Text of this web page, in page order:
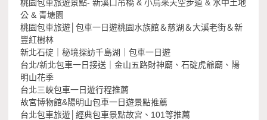
桃園包車旅遊景點- 新溪口吊橋 & 小烏來天空步道 & 水中土地
公 & 青塘園
桃園包車旅遊│包車一日遊桃園水族館＆慈湖＆大溪老街＆新
豐紅樹林
新北石碇｜秘境探訪千島湖｜包車一日遊
台北/新北包車一日接送｜金山五路財神廟、石碇虎爺廟、陽
明山花季
台北三峽包車一日遊行程推薦
故宮博物館&陽明山包車一日遊景點推薦
台北包車旅遊│經典包車景點故宮、101等推薦